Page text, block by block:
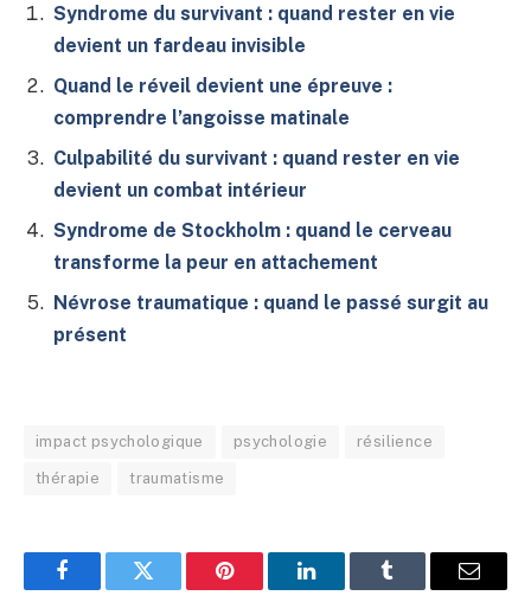
Syndrome du survivant : quand rester en vie
devient un fardeau invisible
Quand le réveil devient une épreuve :
comprendre l’angoisse matinale
Culpabilité du survivant : quand rester en vie
devient un combat intérieur
Syndrome de Stockholm : quand le cerveau
transforme la peur en attachement
Névrose traumatique : quand le passé surgit au
présent
impact psychologique psychologie résilience
thérapie traumatisme
FacebookTwitter Pinterest LinkedInTumblr E-